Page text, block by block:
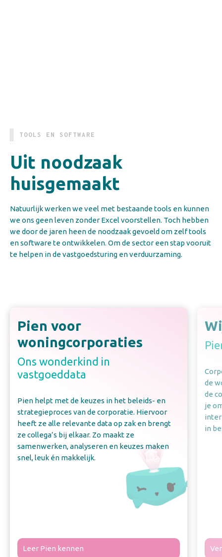
TOOLS EN SOFTWARE
Uit noodzaak
huisgemaakt
Natuurlijk werken we veel met bestaande tools en kunnen
we ons geen leven zonder Excel voorstellen. Toch hebben
we door de jaren heen de noodzaak gevoeld om zelf tools
en software te ontwikkelen. Om de sector een stap vooruit
te helpen in de vastgoedsturing en verduurzaming.
Pien voor
woningcorporaties
Ons wonderkind in
vastgoeddata
Pien helpt met de keuzes in het beleids- en
strategieproces van de corporatie. Hiervoor
heeft ze alle relevante data op zak en brengt
ze collega’s bij elkaar. Zo maakt ze
samenwerken, analyseren en keuzes maken
snel, leuk én makkelijk.
Leer Pien kennen
de
de
je
in